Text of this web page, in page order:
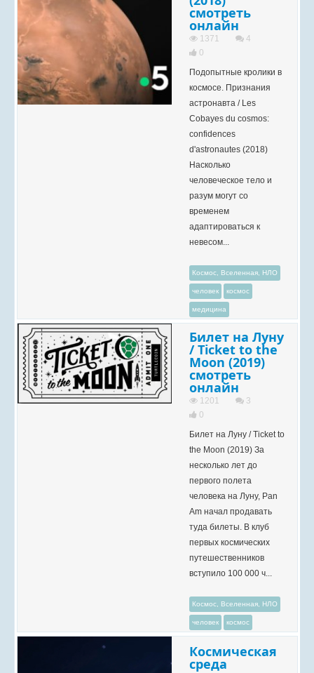
смотреть
онлайн
1371
4
0
Подопытные кролики в
космосе. Признания
астронавта / Les
Cobayes du cosmos:
confidences
d'astronautes (2018)
Насколько
человеческое тело и
разум могут со
временем
адаптироваться к
невесом...
Космос, Вселенная, НЛО
человек космос
медицина
Билет на Луну
/ Ticket to the
Moon (2019)
смотреть
онлайн
1201
3
0
Билет на Луну / Ticket to
the Moon (2019) За
несколько лет до
первого полета
человека на Луну, Pan
Am начал продавать
туда билеты. В клуб
первых космических
путешественников
вступило 100 000 ч...
Космос, Вселенная, НЛО
человек космос
Космическая
среда